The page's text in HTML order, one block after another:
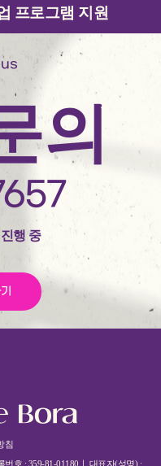
프로그램 지원
의
행 중
침
호 : 359-81-01180ㅣ 대표자(성명) :